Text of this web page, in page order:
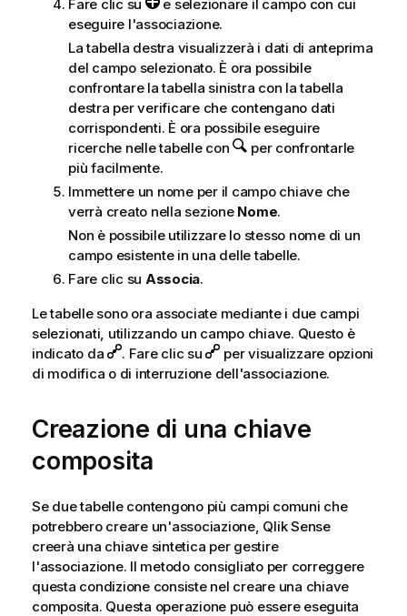
Fare clic su
e selezionare il campo con cui
eseguire l'associazione.
La tabella destra visualizzerà i dati di anteprima
del campo selezionato. È ora possibile
confrontare la tabella sinistra con la tabella
destra per verificare che contengano dati
corrispondenti. È ora possibile eseguire
ricerche nelle tabelle con
per confrontarle
più facilmente.
Immettere un nome per il campo chiave che
verrà creato nella sezione Nome.
Non è possibile utilizzare lo stesso nome di un
campo esistente in una delle tabelle.
Fare clic su Associa.
Le tabelle sono ora associate mediante i due campi
selezionati, utilizzando un campo chiave. Questo è
indicato da
. Fare clic su
per visualizzare opzioni
di modifica o di interruzione dell'associazione.
Creazione di una chiave
composita
Se due tabelle contengono più campi comuni che
potrebbero creare un'associazione, Qlik Sense
creerà una chiave sintetica per gestire
l'associazione. Il metodo consigliato per correggere
questa condizione consiste nel creare una chiave
composita. Questa operazione può essere eseguita